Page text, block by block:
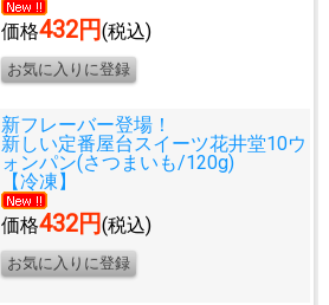
価格432円(税込)
新フレーバー登場！
新しい定番屋台スイーツ花井堂10ウ
ォンパン(さつまいも/120g)
【冷凍】
価格432円(税込)